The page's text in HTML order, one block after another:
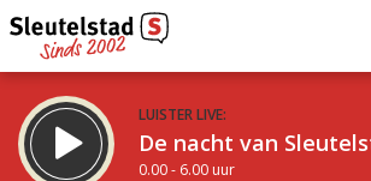
LUISTER LIVE:
De nacht van
0.00 - 6.00 uur